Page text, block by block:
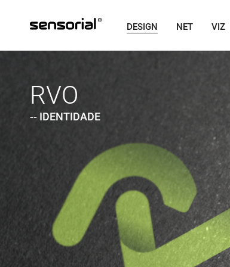
DESIGN NET VIZ
RVO
-- IDENTIDADE